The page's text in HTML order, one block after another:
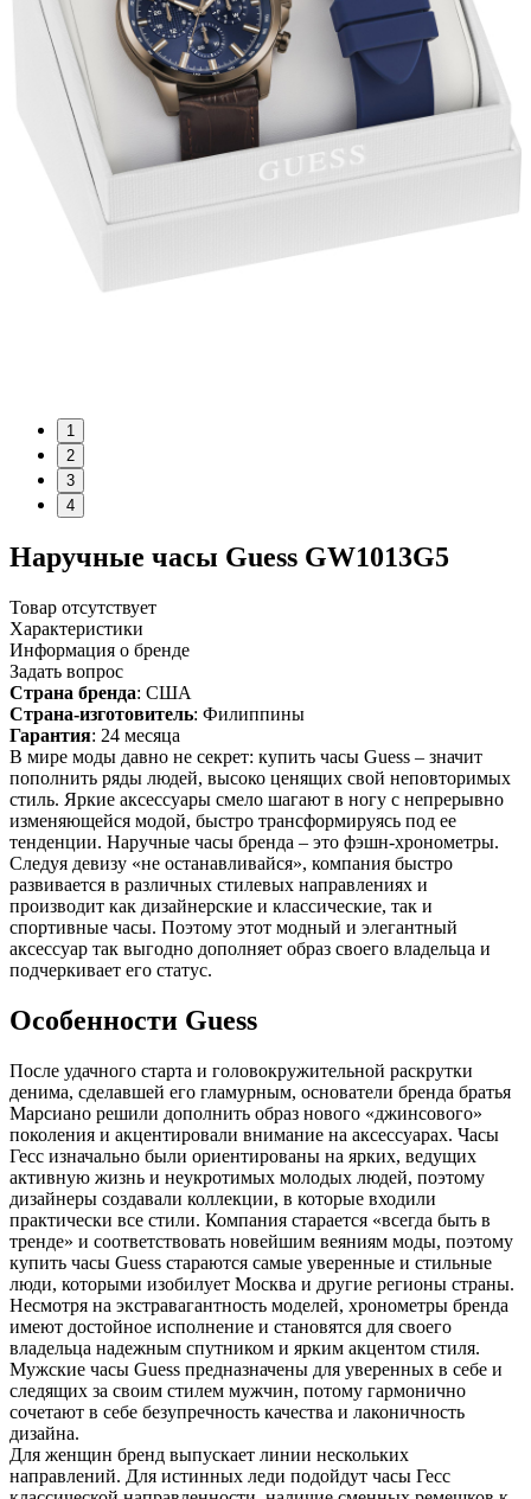
1
2
3
4
Наручные часы Guess GW1013G5
Товар отсутствует
Характеристики
Информация о бренде
Задать вопрос
Страна бренда: США
Страна-изготовитель: Филиппины
Гарантия: 24 месяца
В мире моды давно не секрет: купить часы Guess – значит
пополнить ряды людей, высоко ценящих свой неповторимых
стиль. Яркие аксессуары смело шагают в ногу с непрерывно
изменяющейся модой, быстро трансформируясь под ее
тенденции. Наручные часы бренда – это фэшн-хронометры.
Следуя девизу «не останавливайся», компания быстро
развивается в различных стилевых направлениях и
производит как дизайнерские и классические, так и
спортивные часы. Поэтому этот модный и элегантный
аксессуар так выгодно дополняет образ своего владельца и
подчеркивает его статус.
Особенности Guess
После удачного старта и головокружительной раскрутки
денима, сделавшей его гламурным, основатели бренда братья
Марсиано решили дополнить образ нового «джинсового»
поколения и акцентировали внимание на аксессуарах. Часы
Гесс изначально были ориентированы на ярких, ведущих
активную жизнь и неукротимых молодых людей, поэтому
дизайнеры создавали коллекции, в которые входили
практически все стили. Компания старается «всегда быть в
тренде» и соответствовать новейшим веяниям моды, поэтому
купить часы Guess стараются самые уверенные и стильные
люди, которыми изобилует Москва и другие регионы страны.
Несмотря на экстравагантность моделей, хронометры бренда
имеют достойное исполнение и становятся для своего
владельца надежным спутником и ярким акцентом стиля.
Мужские часы Guess предназначены для уверенных в себе и
следящих за своим стилем мужчин, потому гармонично
сочетают в себе безупречность качества и лаконичность
дизайна.
Для женщин бренд выпускает линии нескольких
направлений. Для истинных леди подойдут часы Гесс